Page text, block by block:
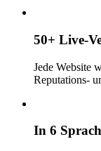
50+ Live-
Jede Website
Reputations-
In 6